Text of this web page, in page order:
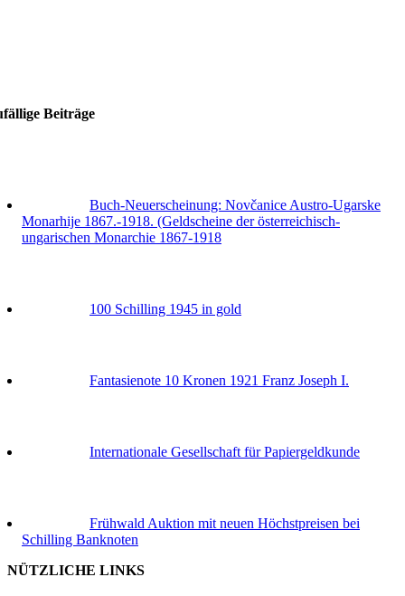
Beiträge
Buch-Neuerscheinung: Novčanice Austro-Ugarske
Monarhije 1867.-1918. (Geldscheine der österreichisch-
ungarischen Monarchie 1867-1918
100 Schilling 1945 in gold
Fantasienote 10 Kronen 1921 Franz Joseph I.
Internationale Gesellschaft für Papiergeldkunde
Frühwald Auktion mit neuen Höchstpreisen bei
Schilling Banknoten
NÜTZLICHE LINKS